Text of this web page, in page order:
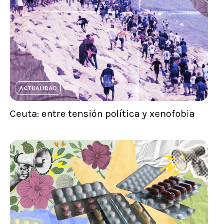
ACTUALIDAD
Ceuta: entre tensión política y xenofobia